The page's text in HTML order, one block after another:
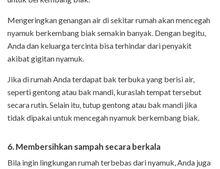
Mengeringkan genangan air di sekitar rumah akan mencegah
nyamuk berkembang biak semakin banyak. Dengan begitu,
Anda dan keluarga tercinta bisa terhindar dari penyakit
akibat gigitan nyamuk.
Jika di rumah Anda terdapat bak terbuka yang berisi air,
seperti gentong atau bak mandi, kuraslah tempat tersebut
secara rutin. Selain itu, tutup gentong atau bak mandi jika
tidak dipakai untuk mencegah nyamuk berkembang biak.
6. Membersihkan sampah secara berkala
Bila ingin lingkungan rumah terbebas dari nyamuk, Anda juga